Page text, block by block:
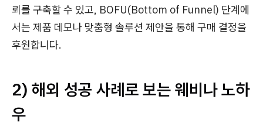
뢰를 구축할 수 있고, BOFU(Bottom of Funnel) 단계에
서는 제품 데모나 맞춤형 솔루션 제안을 통해 구매 결정을
후원합니다.
2) 해외 성공 사례로 보는 웨비나 노하
우